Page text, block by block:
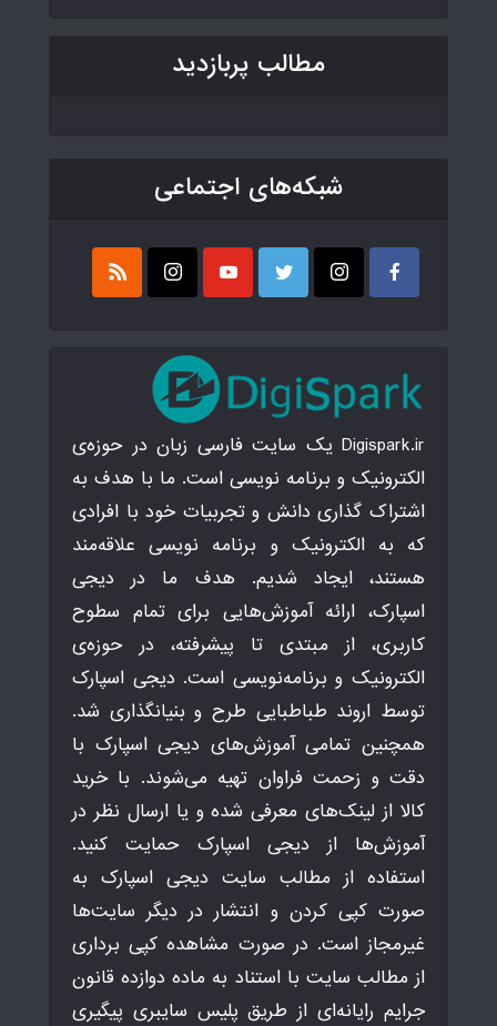
مطالب پربازدید
شبکه‌های اجتماعی
Digispark.ir یک سایت فارسی زبان در حوزه‌ی
الکترونیک و برنامه نویسی است. ما با هدف به
اشتراک گذاری دانش و تجربیات خود با افرادی
که به الکترونیک و برنامه نویسی علاقه‌مند
هستند، ایجاد شدیم. هدف ما در دیجی
اسپارک، ارائه آموزش‌هایی برای تمام سطوح
کاربری، از مبتدی تا پیشرفته، در حوزه‌ی
الکترونیک و برنامه‌نویسی است. دیجی اسپارک
توسط اروند طباطبایی طرح و بنیانگذاری شد.
همچنین تمامی آموزش‌های دیجی اسپارک با
دقت و زحمت فراوان تهیه می‌شوند. با خرید
کالا از لینک‌های معرفی شده و یا ارسال نظر در
آموزش‌ها از دیجی اسپارک حمایت کنید.
استفاده از مطالب سایت دیجی اسپارک به
صورت کپی کردن و انتشار در دیگر سایت‌ها
غیرمجاز است. در صورت مشاهده کپی برداری
از مطالب سایت با استناد به ماده دوازده قانون
جرایم رایانه‌ای از طریق پلیس سایبری پیگیری